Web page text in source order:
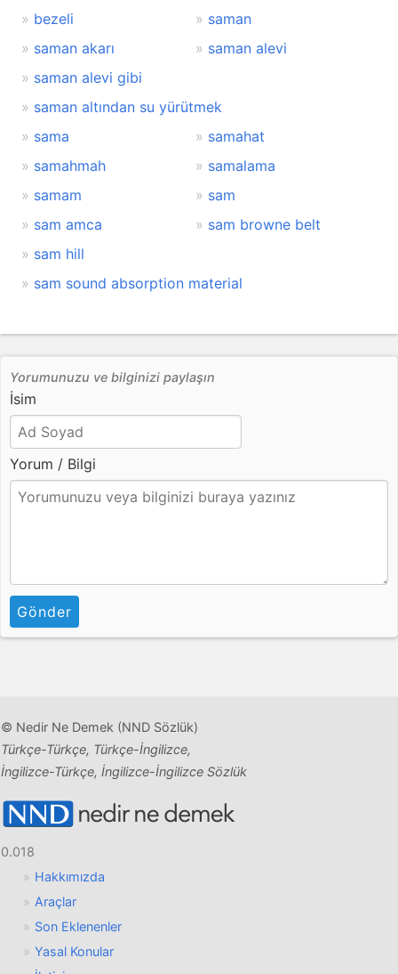
bezeli
saman
saman akarı
saman alevi
saman alevi gibi
saman altından su yürütmek
sama
samahat
samahmah
samalama
samam
sam
sam amca
sam browne belt
sam hill
sam sound absorption material
Yorumunuzu ve bilginizi paylaşın
İsim
Yorum / Bilgi
Gönder
© Nedir Ne Demek (NND Sözlük)
Türkçe-Türkçe, Türkçe-İngilizce,
İngilizce-Türkçe, İngilizce-İngilizce Sözlük
0.018
Hakkımızda
Araçlar
Son Eklenenler
Yasal Konular